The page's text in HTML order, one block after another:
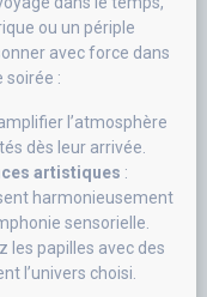
ou un périple
avec force dans
soirée :
l’atmosphère
dès leur arrivée.
artistiques :
harmonieusement
sensorielle.
les papilles avec des
l’univers choisi.